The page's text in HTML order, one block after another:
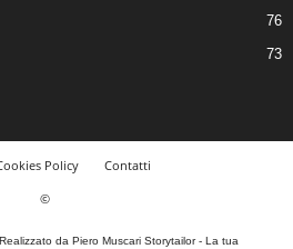
76
73
Policy
Contatti
©
da Piero Muscari Storytailor - La tua